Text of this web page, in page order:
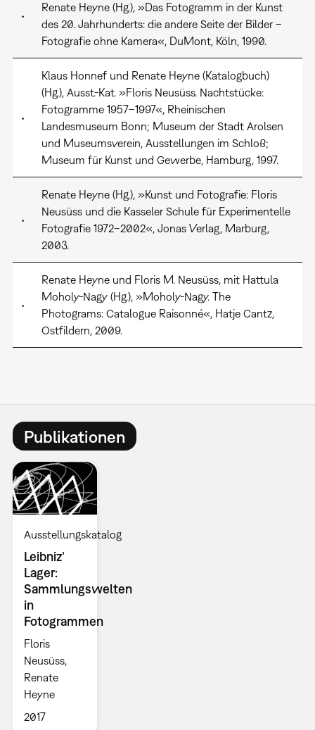
•
Renate Heyne (Hg.), »Das Fotogramm in der Kunst
des 20. Jahrhunderts: die andere Seite der Bilder –
Fotografie ohne Kamera«, DuMont, Köln, 1990.
•
Klaus Honnef und Renate Heyne (Katalogbuch)
(Hg.), Ausst.-Kat. »Floris Neusüss. Nachtstücke:
Fotogramme 1957–1997«, Rheinischen
Landesmuseum Bonn; Museum der Stadt Arolsen
und Museumsverein, Ausstellungen im Schloß;
Museum für Kunst und Gewerbe, Hamburg, 1997.
•
Renate Heyne (Hg.), »Kunst und Fotografie: Floris
Neusüss und die Kasseler Schule für Experimentelle
Fotografie 1972–2002«, Jonas Verlag, Marburg,
2003.
•
Renate Heyne und Floris M. Neusüss, mit Hattula
Moholy-Nagy (Hg.), »Moholy-Nagy. The
Photograms: Catalogue Raisonné«, Hatje Cantz,
Ostfildern, 2009.
Publikationen
Ausstellungskatalog
Leibniz’
Lager:
Sammlungswelten
in
Fotogrammen
Floris
Neusüss,
Renate
Heyne
2017